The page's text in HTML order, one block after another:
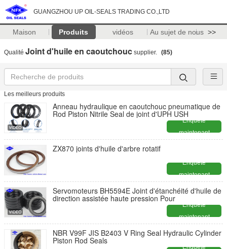
GUANGZHOU UP OIL-SEALS TRADING CO.,LTD
Maison Produits vidéos Au sujet de nous >>
Qualité Joint d'huile en caoutchouc supplier. (85)
Les meilleurs produits
Anneau hydraulique en caoutchouc pneumatique de
Rod Piston Nitrile Seal de joint d'UPH USH
Enquête
maintenant
ZX870 joints d'huile d'arbre rotatif
Enquête
maintenant
Servomoteurs BH5594E Joint d'étanchéité d'huile de
direction assistée haute pression Pour
Enquête
maintenant
NBR V99F JIS B2403 V Ring Seal Hydraulic Cylinder
Piston Rod Seals
Enquête